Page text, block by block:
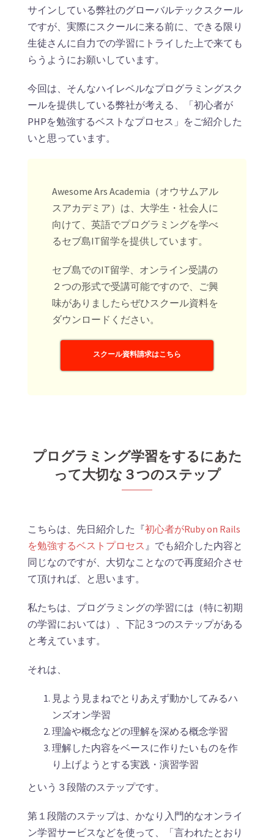
サインしている弊社のグローバルテックスクール
ですが、実際にスクールに来る前に、できる限り
生徒さんに自力での学習にトライした上で来ても
らうようにお願いしています。
今回は、そんなハイレベルなプログラミングスク
ールを提供している弊社が考える、「初心者が
PHPを勉強するベストなプロセス」をご紹介した
いと思っています。
Awesome Ars Academia（オウサムアル
スアカデミア）は、大学生・社会人に
向けて、英語でプログラミングを学べ
るセブ島IT留学を提供しています。
セブ島でのIT留学、オンライン受講の
２つの形式で受講可能ですので、ご興
味がありましたらぜひスクール資料を
ダウンロードください。
スクール資料請求はこちら
プログラミング学習をするにあた
って大切な３つのステップ
こちらは、先日紹介した『初心者がRuby on Rails
を勉強するベストプロセス 』でも紹介した内容と
同じなのですが、大切なことなので再度紹介させ
て頂ければ、と思います。
私たちは、プログラミングの学習には（特に初期
の学習においては）、下記３つのステップがある
と考えています。
それは、
見よう見まねでとりあえず動かしてみるハ
ンズオン学習
理論や概念などの理解を深める概念学習
理解した内容をベースに作りたいものを作
り上げようとする実践・演習学習
という３段階のステップです。
第１段階のステップは、かなり入門的なオンライ
ン学習サービスなどを使って、「言われたとおり